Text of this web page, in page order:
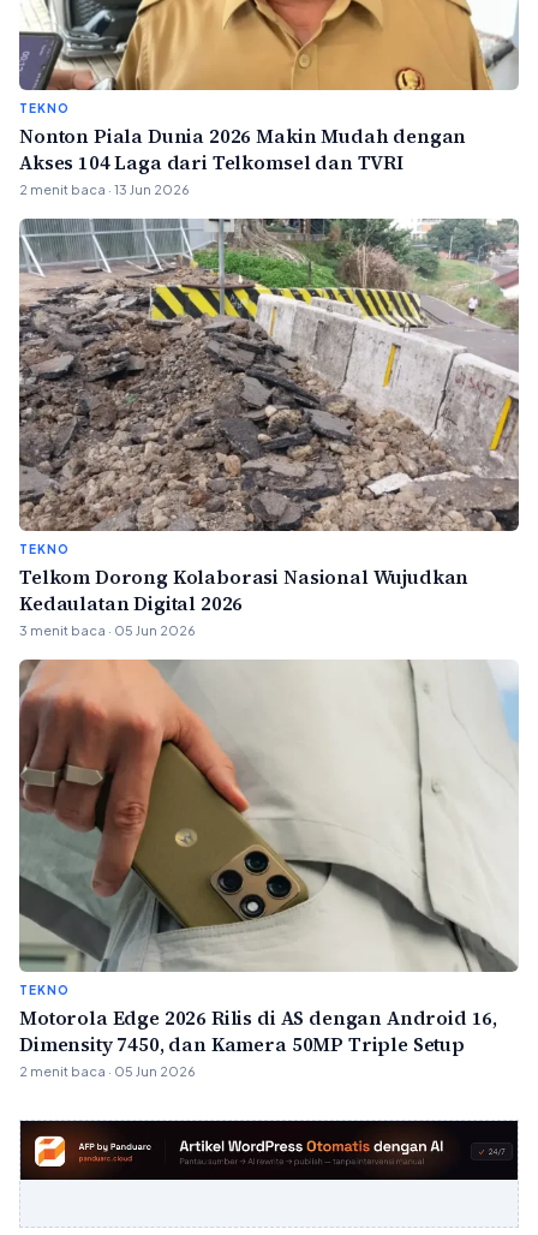
TEKNO
Nonton Piala Dunia 2026 Makin Mudah dengan
Akses 104 Laga dari Telkomsel dan TVRI
2 menit baca · 13 Jun 2026
TEKNO
Telkom Dorong Kolaborasi Nasional Wujudkan
Kedaulatan Digital 2026
3 menit baca · 05 Jun 2026
TEKNO
Motorola Edge 2026 Rilis di AS dengan Android 16,
Dimensity 7450, dan Kamera 50MP Triple Setup
2 menit baca · 05 Jun 2026